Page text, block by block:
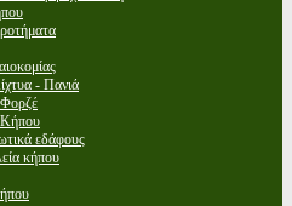
- Πανιά
Κήπου
εδάφους
κήπου